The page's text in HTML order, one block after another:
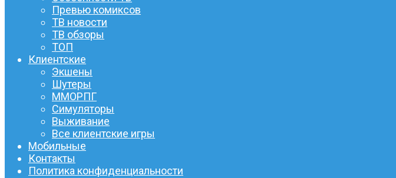
Превью комиксов
ТВ новости
ТВ обзоры
ТОП
Клиентские
Экшены
Шутеры
ММОРПГ
Симуляторы
Выживание
Все клиентские игры
Мобильные
Контакты
Политика конфиденциальности